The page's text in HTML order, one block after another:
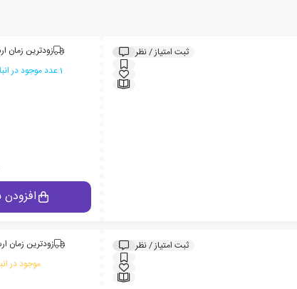
ثبت امتیاز / نظر زودترین زمان
1 عدد موجود در انبار ایران کتاب
ثبت امتیاز / نظر زودترین زمان
موجود در